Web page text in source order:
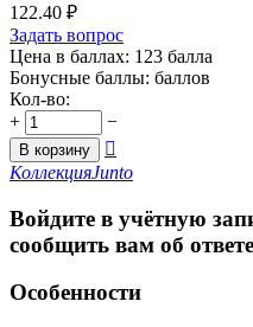
122.40 ₽
Задать вопрос
Цена в баллах: 123 балла
Бонусные баллы: баллов
Кол-во:
+
−
В корзину

КоллекцияJunto
Войдите в учётную
сообщить вам об ответе
Особенности